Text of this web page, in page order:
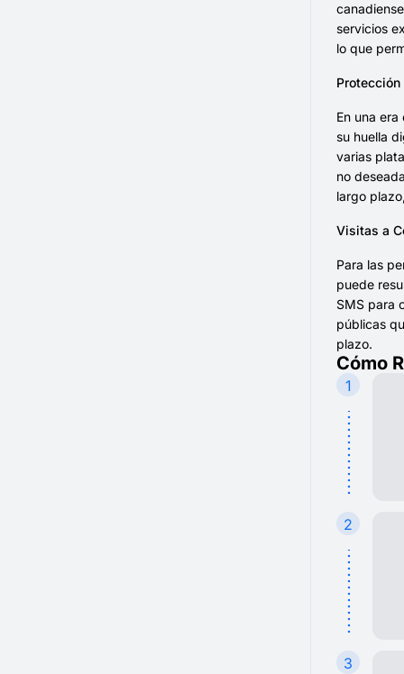
servicios
lo que
Protección
En una
su huella
varias
no
largo
Visitas a
Para las
puede
SMS para
públicas
plazo.
Cómo
1
2
3